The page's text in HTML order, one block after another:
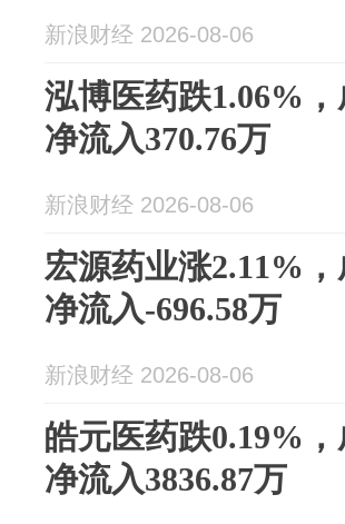
新浪财经 2026-08-06
泓博医药跌1.06%
净流入370.76万
新浪财经 2026-08-06
宏源药业涨2.11%
净流入-696.58万
新浪财经 2026-08-06
皓元医药跌0.19%
净流入3836.87万